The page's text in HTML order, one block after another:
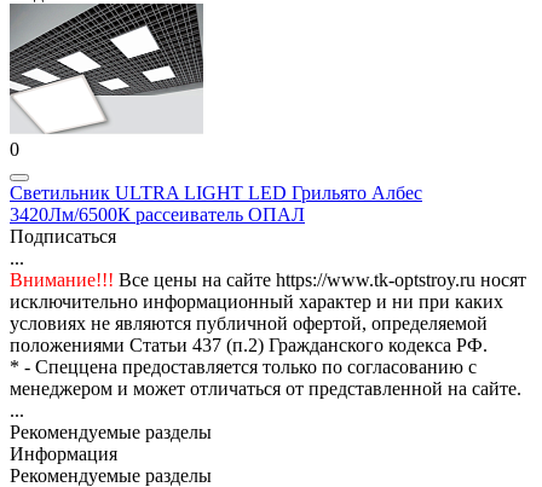
0
Светильник ULTRA LIGHT LED Грильято Албес
3420Лм/6500К рассеиватель ОПАЛ
Подписаться
...
Внимание!!! Все цены на сайте https://www.tk-optstroy.ru носят
исключительно информационный характер и ни при каких
условиях не являются публичной офертой, определяемой
положениями Статьи 437 (п.2) Гражданского кодекса РФ.
* - Спеццена предоставляется только по согласованию с
менеджером и может отличаться от представленной на сайте.
...
Рекомендуемые разделы
Информация
Рекомендуемые разделы